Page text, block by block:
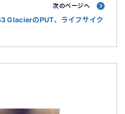
次のページへ
GlacierのPUT、ライフサイク